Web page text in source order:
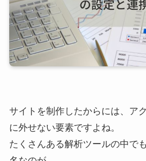
サイトを制作したからには、ア
に外せない要素ですよね。
たくさんある解析ツールの中で